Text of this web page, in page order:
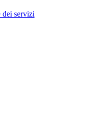
dei servizi